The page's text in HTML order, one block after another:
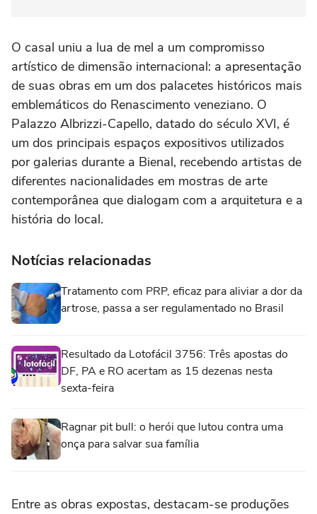
O casal uniu a lua de mel a um compromisso
artístico de dimensão internacional: a apresentação
de suas obras em um dos palacetes históricos mais
emblemáticos do Renascimento veneziano. O
Palazzo Albrizzi-Capello, datado do século XVI, é
um dos principais espaços expositivos utilizados
por galerias durante a Bienal, recebendo artistas de
diferentes nacionalidades em mostras de arte
contemporânea que dialogam com a arquitetura e a
história do local.
Notícias relacionadas
Tratamento com PRP, eficaz para aliviar a dor da
artrose, passa a ser regulamentado no Brasil
Resultado da Lotofácil 3756: Três apostas do
DF, PA e RO acertam as 15 dezenas nesta
sexta-feira
Ragnar pit bull: o herói que lutou contra uma
onça para salvar sua família
Entre as obras expostas, destacam-se produções